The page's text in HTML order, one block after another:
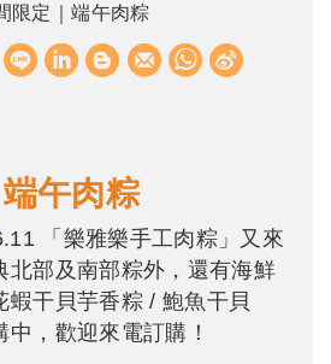
限定｜端午肉粽
W
A
p
p
e
i
b
午肉粽
「樂雅樂手工肉粽」又來
北部及南部粽外，還有海鮮
蝦干貝芋香粽 / 鮑魚干貝
，歡迎來電訂購！